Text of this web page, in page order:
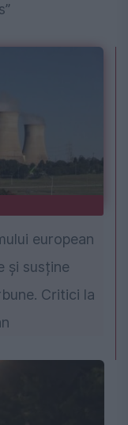
european
și susține
Critici la